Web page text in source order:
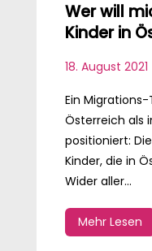
Wer will
Kinder in
18. August 2021
Ein
Österreich als
positioniert:
Kinder, die in
Wider aller...
Mehr Lesen